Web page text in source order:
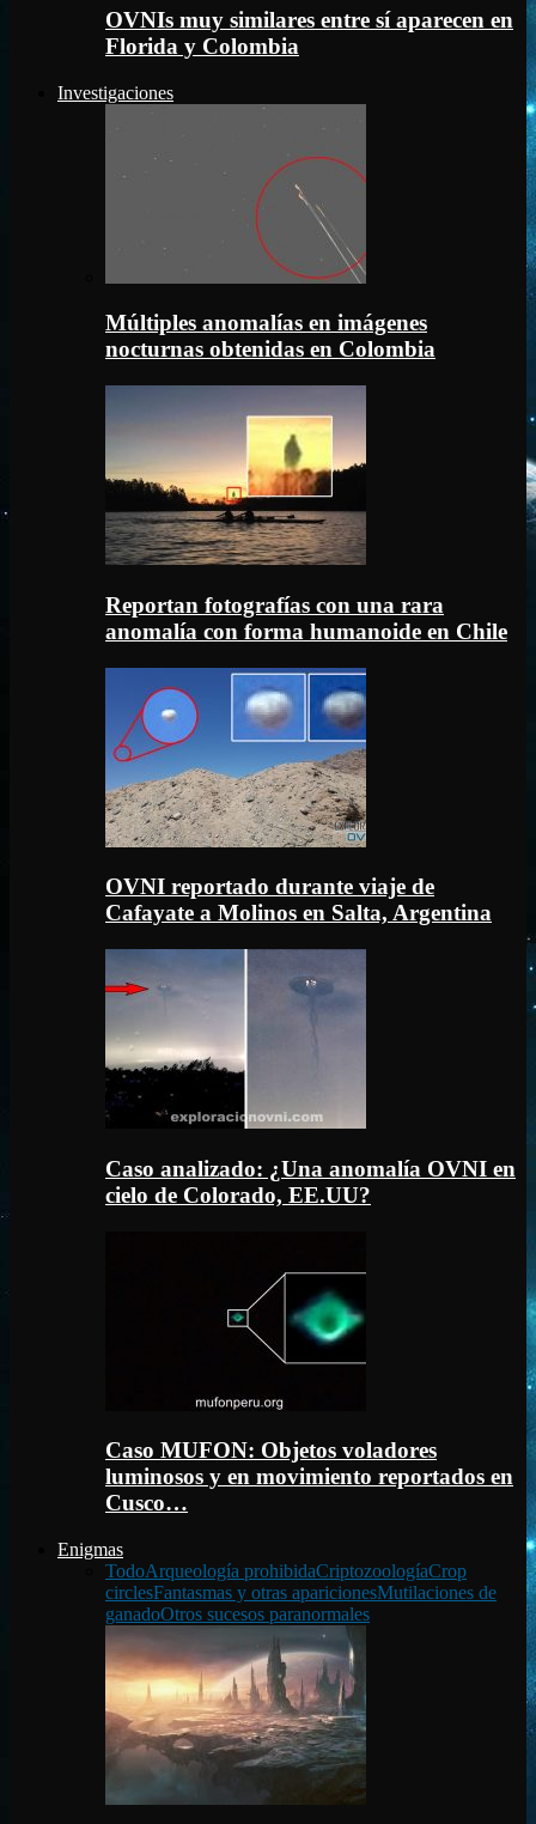
OVNIs muy similares entre sí aparecen en
Florida y Colombia
Investigaciones
Múltiples anomalías en imágenes
nocturnas obtenidas en Colombia
Reportan fotografías con una rara
anomalía con forma humanoide en Chile
OVNI reportado durante viaje de
Cafayate a Molinos en Salta, Argentina
Caso analizado: ¿Una anomalía OVNI en
cielo de Colorado, EE.UU?
Caso MUFON: Objetos voladores
luminosos y en movimiento reportados en
Cusco…
Enigmas
TodoArqueología prohibidaCriptozoologíaCrop
circlesFantasmas y otras aparicionesMutilaciones de
ganadoOtros sucesos paranormales